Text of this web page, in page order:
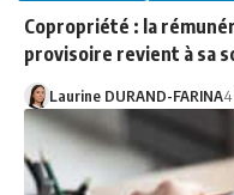
Copropriété : la
provisoire revient à sa
Laurine DURAND-FARINA4